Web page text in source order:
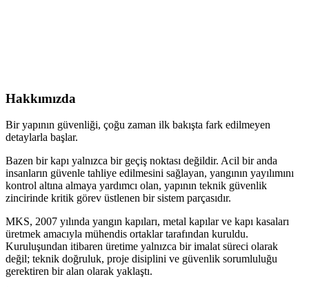
Hakkımızda
Bir yapının güvenliği, çoğu zaman ilk bakışta fark edilmeyen
detaylarla başlar.
Bazen bir kapı yalnızca bir geçiş noktası değildir. Acil bir anda
insanların güvenle tahliye edilmesini sağlayan, yangının yayılımını
kontrol altına almaya yardımcı olan, yapının teknik güvenlik
zincirinde kritik görev üstlenen bir sistem parçasıdır.
MKS, 2007 yılında yangın kapıları, metal kapılar ve kapı kasaları
üretmek amacıyla mühendis ortaklar tarafından kuruldu.
Kuruluşundan itibaren üretime yalnızca bir imalat süreci olarak
değil; teknik doğruluk, proje disiplini ve güvenlik sorumluluğu
gerektiren bir alan olarak yaklaştı.